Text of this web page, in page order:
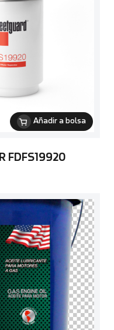
Añadir a bolsa
FDFS19920